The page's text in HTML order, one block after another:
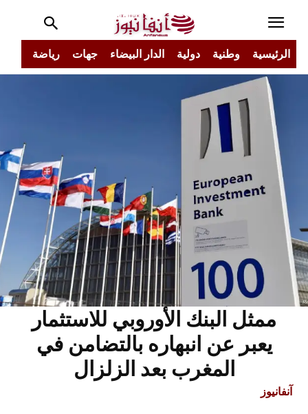
الرئيسية وطنية دولية الدار البيضاء جهات رياضة
ممثل البنك الأوروبي للاستثمار
يعبر عن انبهاره بالتضامن في
المغرب بعد الزلزال
آنفانيوز